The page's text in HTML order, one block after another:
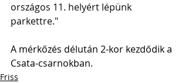
országos 11. helyért lépünk
parkettre."
A mérkőzés délután 2-kor kezdődik a
Csata-csarnokban.
Friss